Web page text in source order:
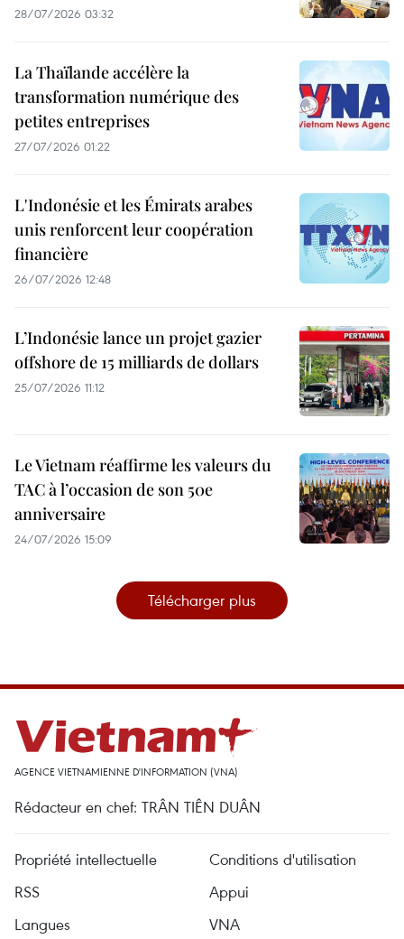
28/07/2026 03:32
La Thaïlande accélère la
transformation numérique des
petites entreprises
27/07/2026 01:22
L'Indonésie et les Émirats arabes
unis renforcent leur coopération
financière
26/07/2026 12:48
L’Indonésie lance un projet gazier
offshore de 15 milliards de dollars
25/07/2026 11:12
Le Vietnam réaffirme les valeurs du
TAC à l’occasion de son 50e
anniversaire
24/07/2026 15:09
Télécharger plus
AGENCE VIETNAMIENNE D'INFORMATION (VNA)
Rédacteur en chef: TRÂN TIÊN DUÂN
Propriété intellectuelle
Conditions d'utilisation
RSS
Appui
Langues
VNA